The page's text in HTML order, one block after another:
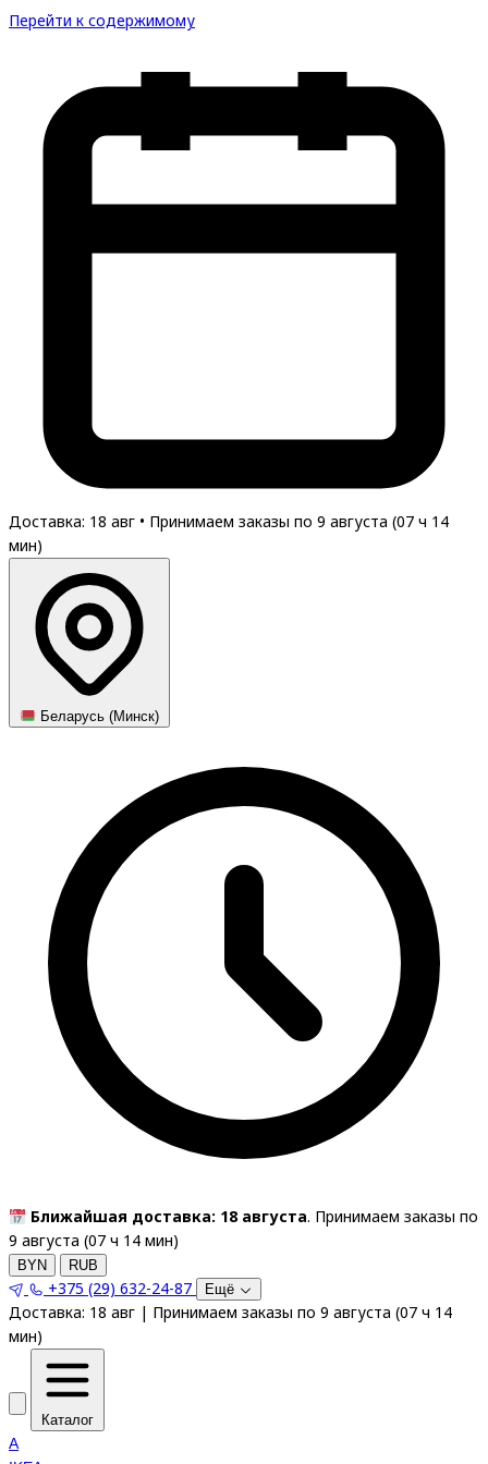
Перейти к содержимому
Доставка: 18 авг • Принимаем заказы по 9 августа (07 ч 14
мин)
Беларусь (Минск)
Ближайшая доставка: 18 августа. Принимаем заказы по
9 августа (07 ч 14 мин)
BYN RUB
+375 (29) 632-24-87 Ещё
Доставка: 18 авг | Принимаем заказы по 9 августа (07 ч 14
мин)
Каталог
A